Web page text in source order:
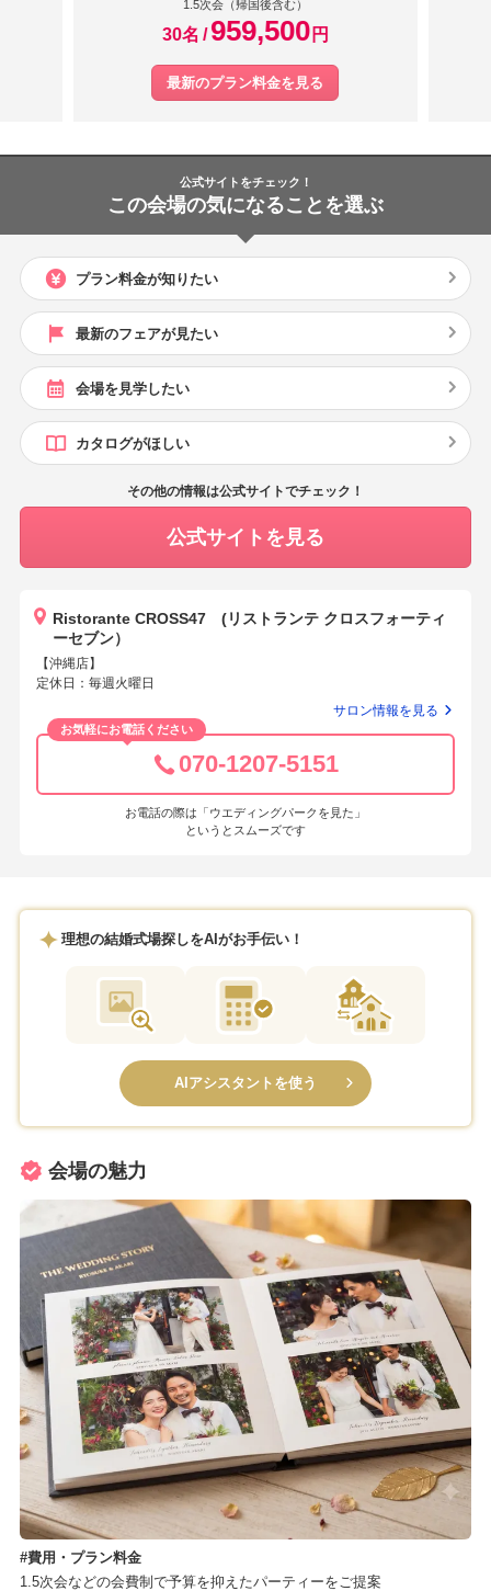
1.5次会（帰国後含む）
30名 959,500 円
最新のプラン料金を見る
公式サイトをチェック！
この会場の気になることを選ぶ
プラン料金が知りたい
最新のフェアが見たい
会場を見学したい
カタログがほしい
その他の情報は公式サイトでチェック！
公式サイトを見る
Ristorante CROSS47 (リストランテ クロスフォーティ
ーセブン）
【沖縄店】
定休日：毎週火曜日
サロン情報を見る
お気軽にお電話ください
070-1207-5151
お電話の際は「ウエディングパークを見た」
というとスムーズです
理想の結婚式場探しをAIがお手伝い！
AIアシスタントを使う
会場の魅力
費用・プラン料金
1.5次会などの会費制で予算を抑えたパーティーをご提案